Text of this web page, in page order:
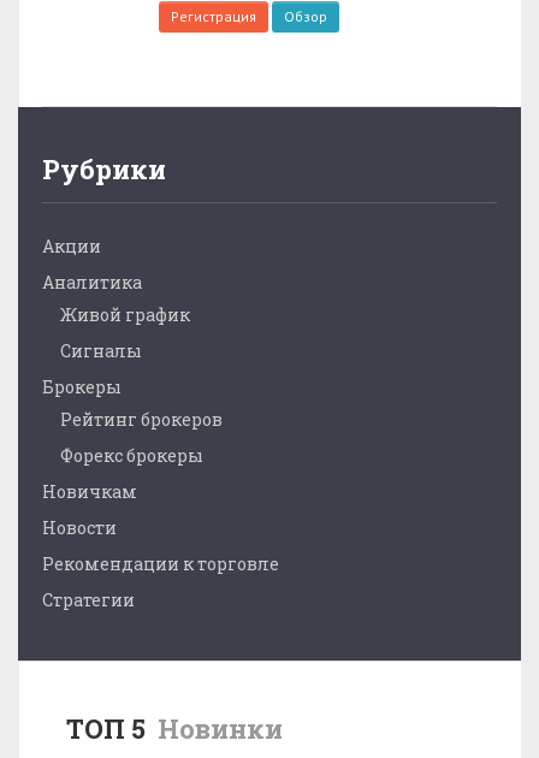
Регистрация Обзор
Рубрики
Акции
Аналитика
Живой график
Сигналы
Брокеры
Рейтинг брокеров
Форекс брокеры
Новичкам
Новости
Рекомендации к торговле
Стратегии
ТОП 5 Новинки